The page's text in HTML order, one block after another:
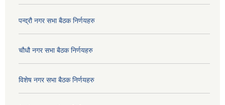
पन्द्रौ नगर सभा बैठक निर्णयहरु
चौधौ नगर सभा बैठक निर्णयहरु
विशेष नगर सभा बैठक निर्णयहरु